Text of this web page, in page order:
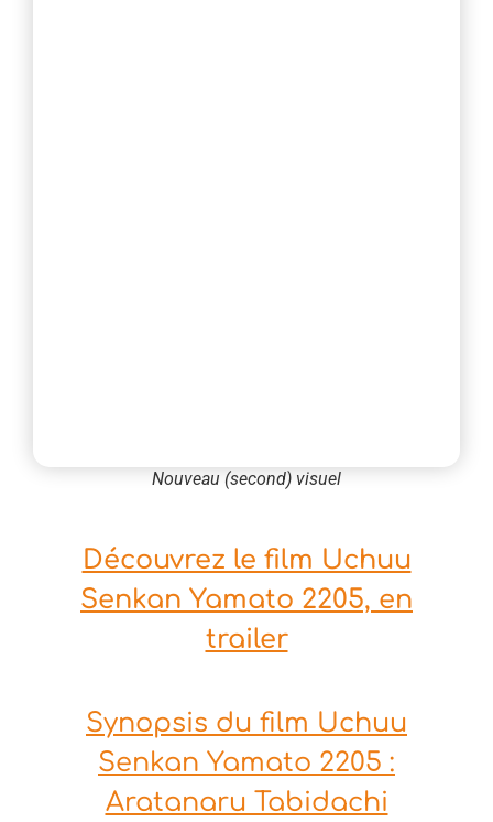
Nouveau (second) visuel
Découvrez le film Uchuu
Senkan Yamato 2205, en
trailer
Synopsis du film Uchuu
Senkan Yamato 2205 :
Aratanaru Tabidachi